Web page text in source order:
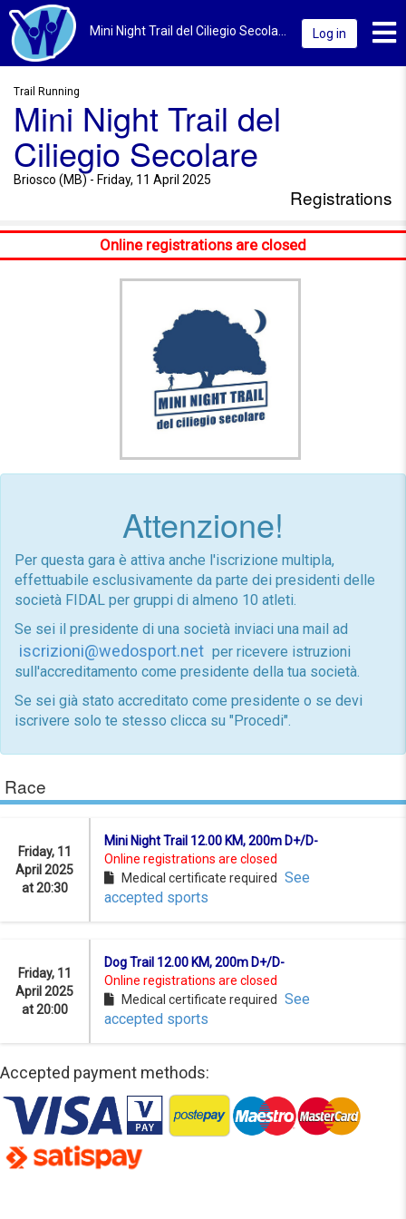
Log in
Trail Running
Mini Night Trail del
Ciliegio Secolare
Briosco (MB) - Friday, 11 April 2025
Registrations
Online registrations are closed
Attenzione!
Per questa gara è attiva anche l'iscrizione multipla,
effettuabile esclusivamente da parte dei presidenti delle
società FIDAL per gruppi di almeno 10 atleti.
Se sei il presidente di una società inviaci una mail ad
iscrizioni@wedosport.net per ricevere istruzioni
sull'accreditamento come presidente della tua società.
Se sei già stato accreditato come presidente o se devi
iscrivere solo te stesso clicca su "Procedi".
Race
Friday, 11
April 2025
at 20:30
Mini Night Trail 12.00 KM, 200m D+/D-
Online registrations are closed
Medical certificate required
See
accepted sports
Friday, 11
April 2025
at 20:00
Dog Trail 12.00 KM, 200m D+/D-
Online registrations are closed
Medical certificate required
See
accepted sports
Accepted payment methods: